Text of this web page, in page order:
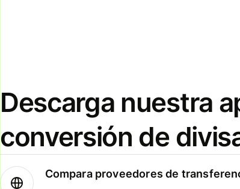
Descarga nuestra
conversión de
Compara proveedores de